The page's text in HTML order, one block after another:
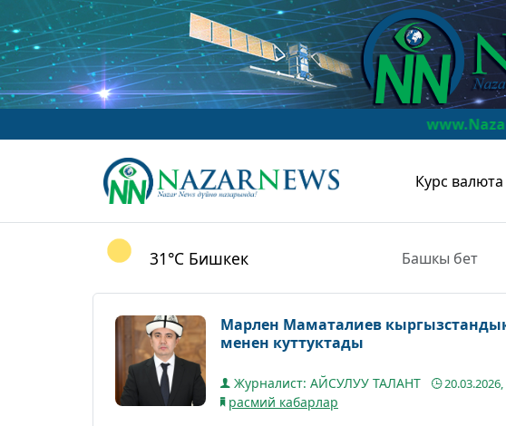
www.NazarNews.kg
Курс валюта
31°C Бишкек Башкы бет
Марлен Маматалиев
менен куттуктады
Журналист: АЙСУЛУУ ТАЛАНТ 20.03.2026,
расмий кабарлар